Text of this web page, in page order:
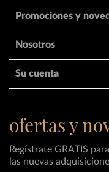
Promociones y
Nosotros
Su cuenta
ofertas y
Regístrate GRATIS
las nuevas